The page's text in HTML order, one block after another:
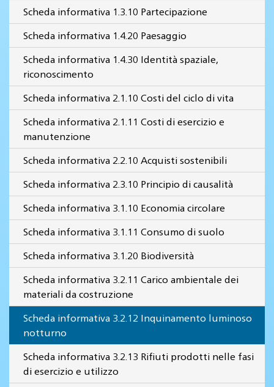
Scheda informativa 1.3.10 Partecipazione
Scheda informativa 1.4.20 Paesaggio
Scheda informativa 1.4.30 Identità spaziale,
riconoscimento
Scheda informativa 2.1.10 Costi del ciclo di vita
Scheda informativa 2.1.11 Costi di esercizio e
manutenzione
Scheda informativa 2.2.10 Acquisti sostenibili
Scheda informativa 2.3.10 Principio di causalità
Scheda informativa 3.1.10 Economia circolare
Scheda informativa 3.1.11 Consumo di suolo
Scheda informativa 3.1.20 Biodiversità
Scheda informativa 3.2.11 Carico ambientale dei
materiali da costruzione
Scheda informativa 3.2.12 Inquinamento luminoso
notturno
Scheda informativa 3.2.13 Rifiuti prodotti nelle fasi
di esercizio e utilizzo